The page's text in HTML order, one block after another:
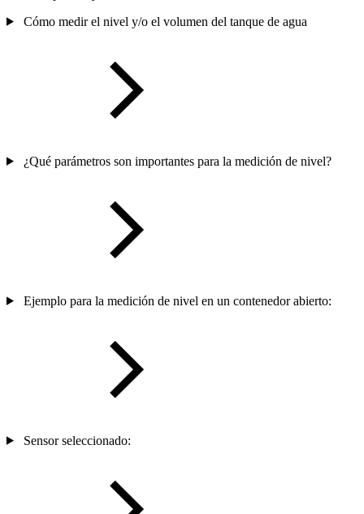
Cómo medir el nivel y/o el volumen del tanque de agua
¿Qué parámetros son importantes para la medición de nivel?
Ejemplo para la medición de nivel en un contenedor abierto:
Sensor seleccionado: